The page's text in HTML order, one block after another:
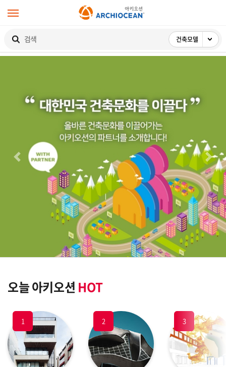
건축모델
검
P
N
e
x
t
오늘 아키오션 HOT
1 2 3